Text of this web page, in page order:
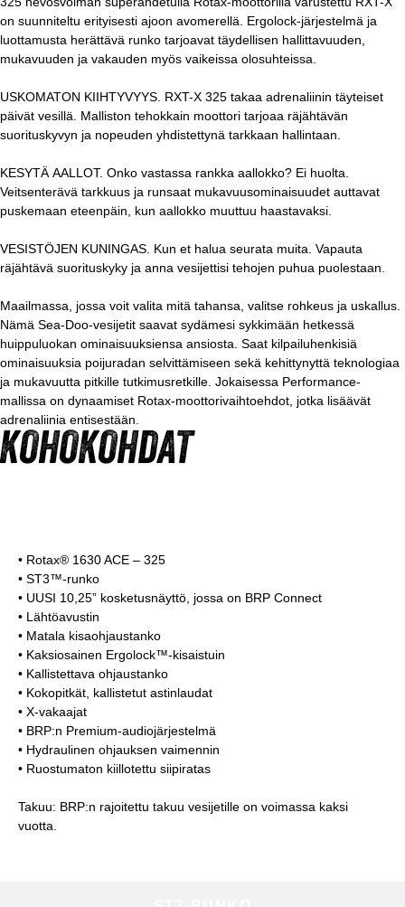
on suunniteltu erityisesti ajoon avomerellä. Ergolock-järjestelmä ja
luottamusta herättävä runko tarjoavat täydellisen hallittavuuden,
mukavuuden ja vakauden myös vaikeissa olosuhteissa.
USKOMATON KIIHTYVYYS. RXT-X 325 takaa adrenaliinin täyteiset
päivät vesillä. Malliston tehokkain moottori tarjoaa räjähtävän
suorituskyvyn ja nopeuden yhdistettynä tarkkaan hallintaan.
KESYTÄ AALLOT. Onko vastassa rankka aallokko? Ei huolta.
Veitsenterävä tarkkuus ja runsaat mukavuusominaisuudet auttavat
puskemaan eteenpäin, kun aallokko muuttuu haastavaksi.
VESISTÖJEN KUNINGAS. Kun et halua seurata muita. Vapauta
räjähtävä suorituskyky ja anna vesijettisi tehojen puhua puolestaan.
Maailmassa, jossa voit valita mitä tahansa, valitse rohkeus ja uskallus.
Nämä Sea-Doo-vesijetit saavat sydämesi sykkimään hetkessä
huippuluokan ominaisuuksiensa ansiosta. Saat kilpailuhenkisiä
ominaisuuksia poijuradan selvittämiseen sekä kehittynyttä teknologiaa
ja mukavuutta pitkille tutkimusretkille. Jokaisessa Performance-
mallissa on dynaamiset Rotax-moottorivaihtoehdot, jotka lisäävät
adrenaliinia entisestään.
KOHOKOHDAT
• Rotax® 1630 ACE – 325
• ST3™-runko
• UUSI 10,25” kosketusnäyttö, jossa on BRP Connect
• Lähtöavustin
• Matala kisaohjaustanko
• Kaksiosainen Ergolock™-kisaistuin
• Kallistettava ohjaustanko
• Kokopitkät, kallistetut astinlaudat
• X-vakaajat
• BRP:n Premium-audiojärjestelmä
• Hydraulinen ohjauksen vaimennin
• Ruostumaton kiillotettu siipiratas
Takuu: BRP:n rajoitettu takuu vesijetille on voimassa kaksi
vuotta.